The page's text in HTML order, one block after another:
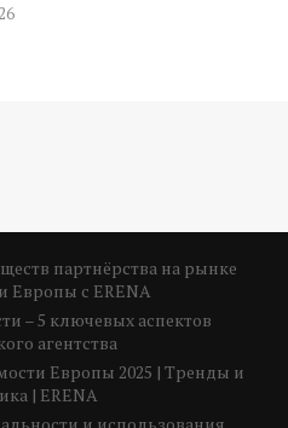
партнёрства на рынке
Европы с ERENA
– 5 ключевых аспектов
агентства
Европы 2025 | Тренды и
| ERENA